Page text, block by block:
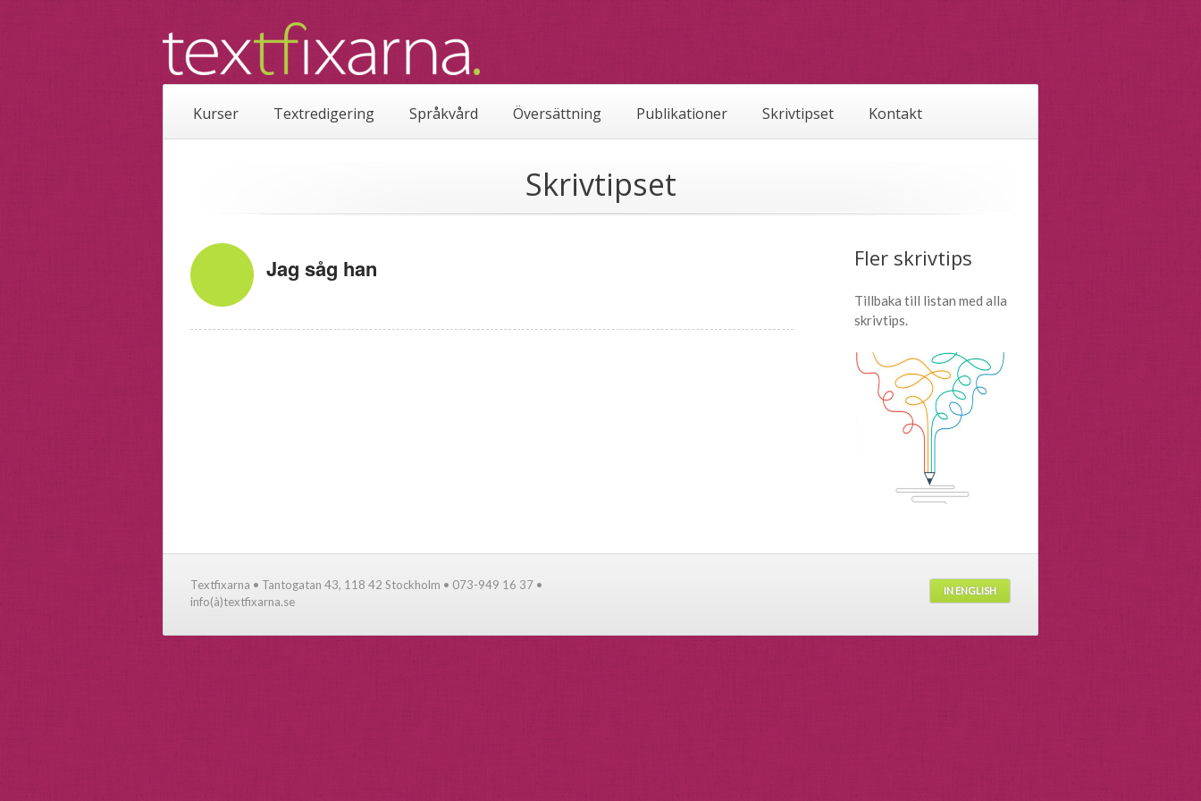
Kurser Textredigering Språkvård Översättning Publikationer Skrivtipset Kontakt
Skrivtipset
Jag såg han Fler skrivtips
Tillbaka till listan med alla
skrivtips.
Textfixarna • Tantogatan 43, 118 42 Stockholm • 073-949 16 37 •
info(à)textfixarna.se
IN ENGLISH